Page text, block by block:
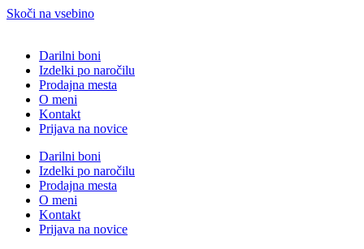
Skoči na vsebino
Darilni boni
Izdelki po naročilu
Prodajna mesta
O meni
Kontakt
Prijava na novice
Darilni boni
Izdelki po naročilu
Prodajna mesta
O meni
Kontakt
Prijava na novice